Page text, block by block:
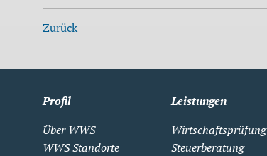
Zurück
Profil
Über WWS
WWS Standorte
Leistungen
Wirtschaftsprüfung
Steuerberatung